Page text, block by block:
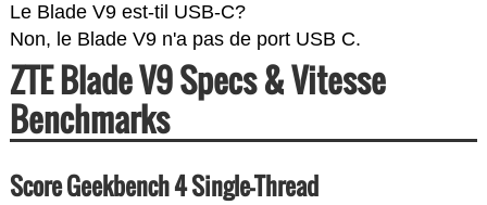
Le Blade V9 est-til USB-C?
Non, le Blade V9 n'a pas de port USB C.
ZTE Blade V9 Specs & Vitesse
Benchmarks
Score Geekbench 4 Single-Thread